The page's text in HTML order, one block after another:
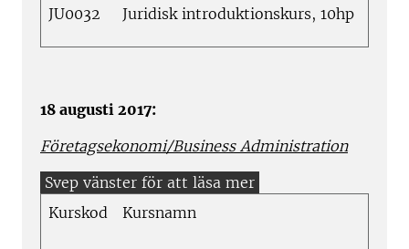
JU0032 Juridisk introduktionskurs, 10hp
18 augusti 2017:
Företagsekonomi/Business Administration
Kurskod Kursnamn